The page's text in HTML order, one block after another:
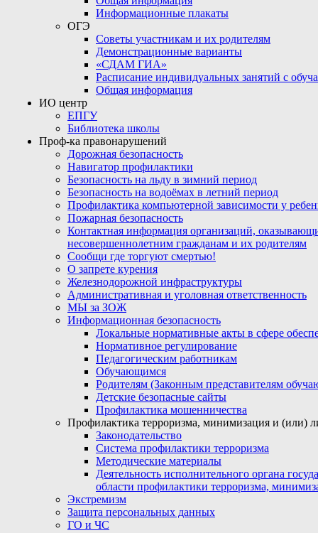
Информационные плакаты
ОГЭ
Советы участникам и их родителям
Демонстрационные варианты
«СДАМ ГИА»
Расписание индивидуальных занятий с
Общая информация
ИО центр
ЕПГУ
Библиотека школы
Проф-ка правонарушений
Дорожная безопасность
Навигатор профилактики
Безопасность на льду в зимний период
Безопасность на водоёмах в летний период
Профилактика компьютерной зависимости у
Пожарная безопасность
Контактная информация организаций,
несовершеннолетним гражданам и их родителям
Сообщи где торгуют смертью!
О запрете курения
Железнодорожной инфраструктуры
Административная и уголовная ответственность
МЫ за ЗОЖ
Информационная безопасность
Локальные нормативные акты в сфере
Нормативное регулирование
Педагогическим работникам
Обучающимся
Родителям (Законным представителям
Детские безопасные сайты
Профилактика мошенничества
Профилактика терроризма, минимизация и (или)
Законодательство
Система профилактики терроризма
Методические материалы
Деятельность исполнительного органа
области профилактики терроризма,
Экстремизм
Защита персональных данных
ГО и ЧС